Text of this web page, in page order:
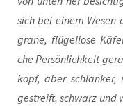
sich bei einem
gra­ne, flü­gel­lo­se
che Per­sön­lich­keit
kopf, aber schlan­ker,
gestreift, schwarz